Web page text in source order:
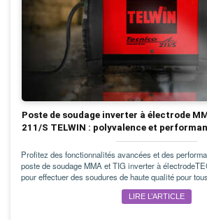
Poste de soudage inverter à électrode
211/S TELWIN : polyvalence et
Profitez des fonctionnalités avancées et des
poste de soudage MMA et TIG inverter à
pour effectuer des soudures de haute qualité pour
LIRE L’ARTICLE